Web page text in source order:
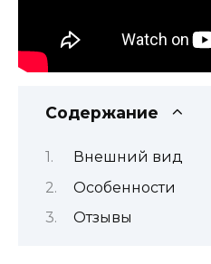
Содержание
Внешний вид
Особенности
Отзывы